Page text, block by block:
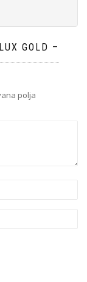
GOLD –
polja